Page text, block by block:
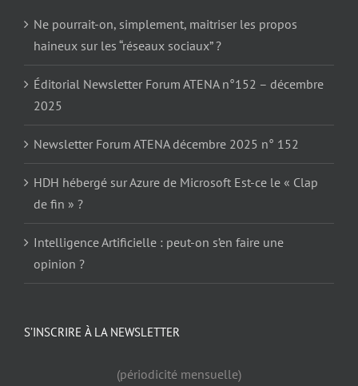
Ne pourrait-on, simplement, maitriser les propos
haineux sur les “réseaux sociaux” ?
Éditorial Newsletter Forum ATENA n°152 – décembre
2025
Newsletter Forum ATENA décembre 2025 n° 152
HDH hébergé sur Azure de Microsoft Est-ce le « Clap
de fin » ?
Intelligence Artificielle : peut-on s’en faire une
opinion ?
S’INSCRIRE À LA NEWSLETTER
(périodicité mensuelle)